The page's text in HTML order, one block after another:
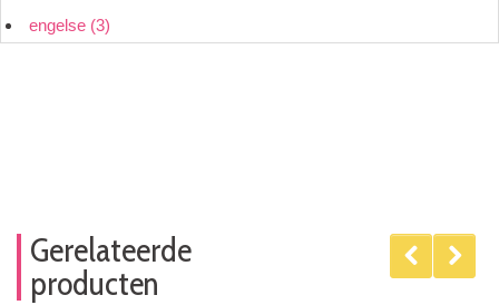
engelse (3)
Gerelateerde
producten